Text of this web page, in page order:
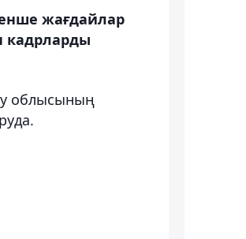
жағдайлар
кадрларды
облысының